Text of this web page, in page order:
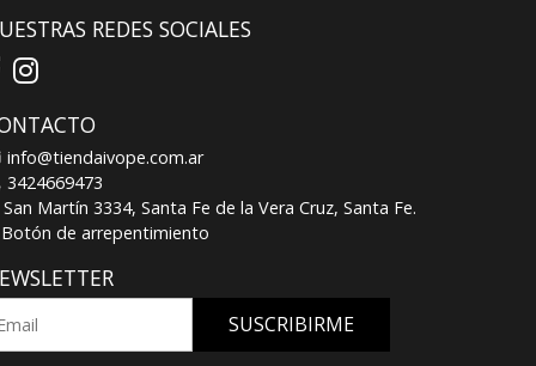
REDES SOCIALES
info@tiendaivope.com.ar
3424669473
San Martín 3334, Santa Fe de la Vera Cruz, Santa Fe.
Botón de arrepentimiento
SUSCRIBIRME